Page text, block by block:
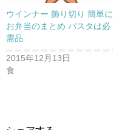
ウインナー 飾り切り 簡単に
お弁当のまとめ パスタは必
需品
2015年12月13日
食